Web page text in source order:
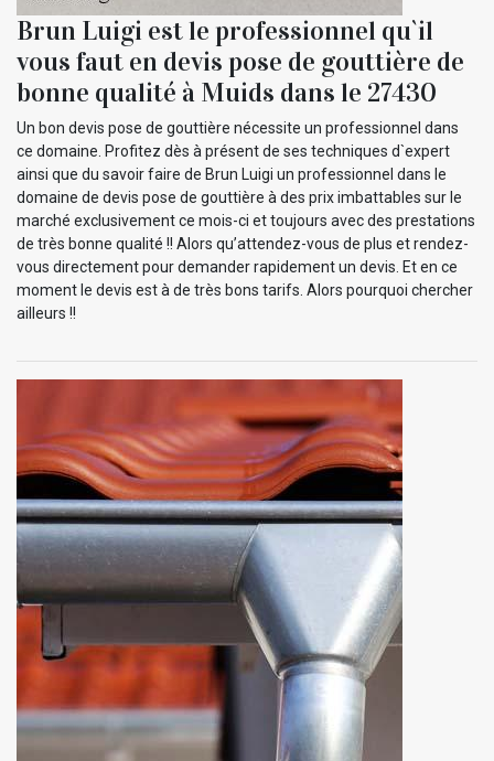
Brun Luigi est le professionnel qu`il
vous faut en devis pose de gouttière de
bonne qualité à Muids dans le 27430
Un bon devis pose de gouttière nécessite un professionnel dans
ce domaine. Profitez dès à présent de ses techniques d`expert
ainsi que du savoir faire de Brun Luigi un professionnel dans le
domaine de devis pose de gouttière à des prix imbattables sur le
marché exclusivement ce mois-ci et toujours avec des prestations
de très bonne qualité !! Alors qu’attendez-vous de plus et rendez-
vous directement pour demander rapidement un devis. Et en ce
moment le devis est à de très bons tarifs. Alors pourquoi chercher
ailleurs !!